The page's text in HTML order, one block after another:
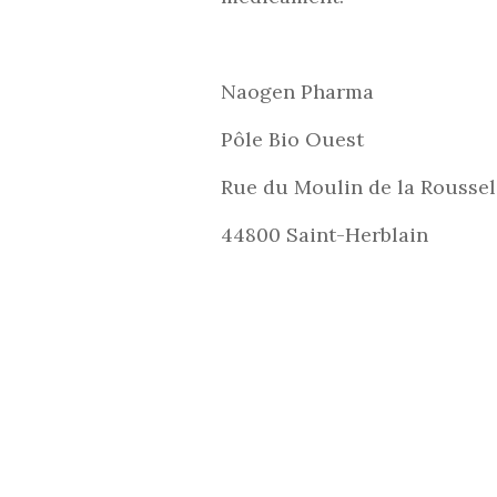
Naogen Pharma
Pôle Bio Ouest
Rue du Moulin de la
44800 Saint-Herblain